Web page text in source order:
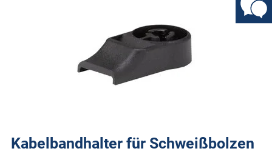
Kabelbandhalter für Schweißbolzen